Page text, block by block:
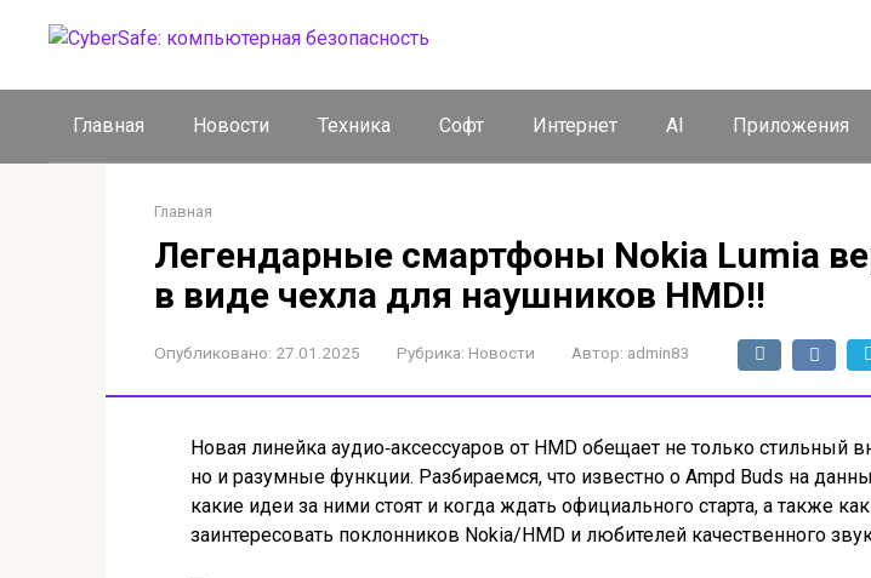
Главная Новости Техника Софт Интернет AI Приложения
Главная
Легендарные смартфоны Nokia Lumia
в виде чехла для наушников HMD!!
Опубликовано: 27.01.2025 Рубрика: Новости Автор: admin83
Новая линейка аудио‑аксессуаров от HMD обещает не только стильный
но и разумные функции. Разбираемся, что известно о Ampd Buds на
какие идеи за ними стоят и когда ждать официального старта, а также
заинтересовать поклонников Nokia/HMD и любителей качественного